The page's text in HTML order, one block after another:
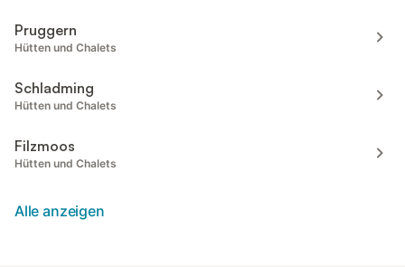
Pruggern
Hütten und Chalets
Schladming
Hütten und Chalets
Filzmoos
Hütten und Chalets
Alle anzeigen